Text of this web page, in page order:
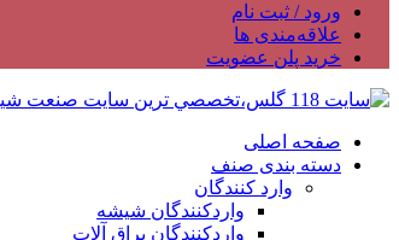
ورود / ثبت نام
علاقه‌مندی ها
خرید پلن عضویت
صفحه اصلی
دسته بندی صنف
وارد کنندگان
واردکنندگان شیشه
واردکنندگان یراق آلات